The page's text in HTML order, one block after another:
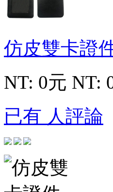
仿皮雙卡證
NT: 0元 NT:
已有 人評論